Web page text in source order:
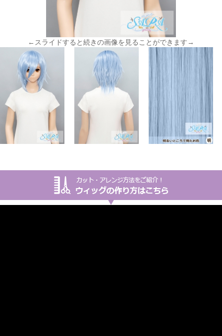
←スライドすると続きの画像を見ることができます→